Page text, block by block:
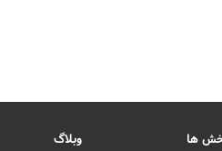
ها وبلاگ